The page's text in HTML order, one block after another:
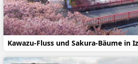
Kawazu-Fluss und Sakura-Bäume in